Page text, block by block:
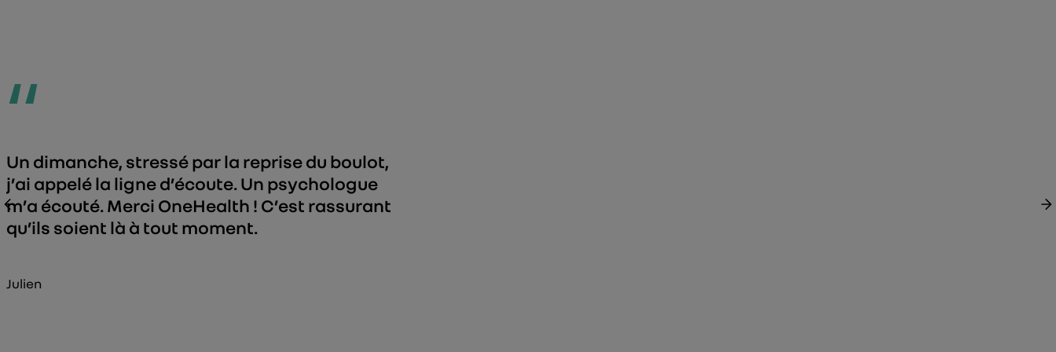
“
Un dimanche, stressé par la reprise du boulot,
j’ai appelé la ligne d’écoute. Un psychologue
m’a écouté. Merci OneHealth ! C’est rassurant
qu’ils soient là à tout moment.
Julien